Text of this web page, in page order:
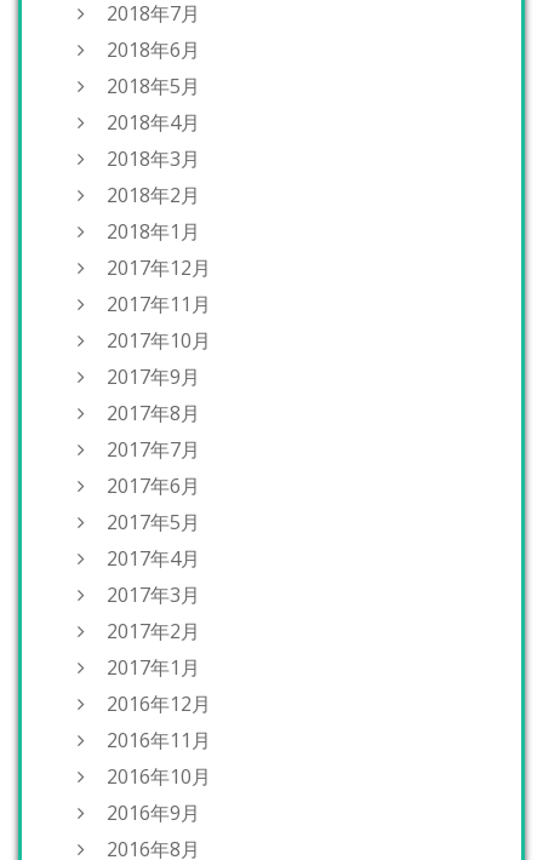
2018年7月
2018年6月
2018年5月
2018年4月
2018年3月
2018年2月
2018年1月
2017年12月
2017年11月
2017年10月
2017年9月
2017年8月
2017年7月
2017年6月
2017年5月
2017年4月
2017年3月
2017年2月
2017年1月
2016年12月
2016年11月
2016年10月
2016年9月
2016年8月